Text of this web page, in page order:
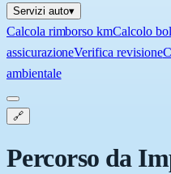
Servizi auto▾
Calcola rimborso kmCalcolo
assicurazioneVerifica revisione
ambientale
🔗
Percorso da